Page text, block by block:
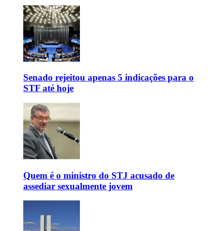
Senado rejeitou apenas 5 indicações para o
STF até hoje
Quem é o ministro do STJ acusado de
assediar sexualmente jovem